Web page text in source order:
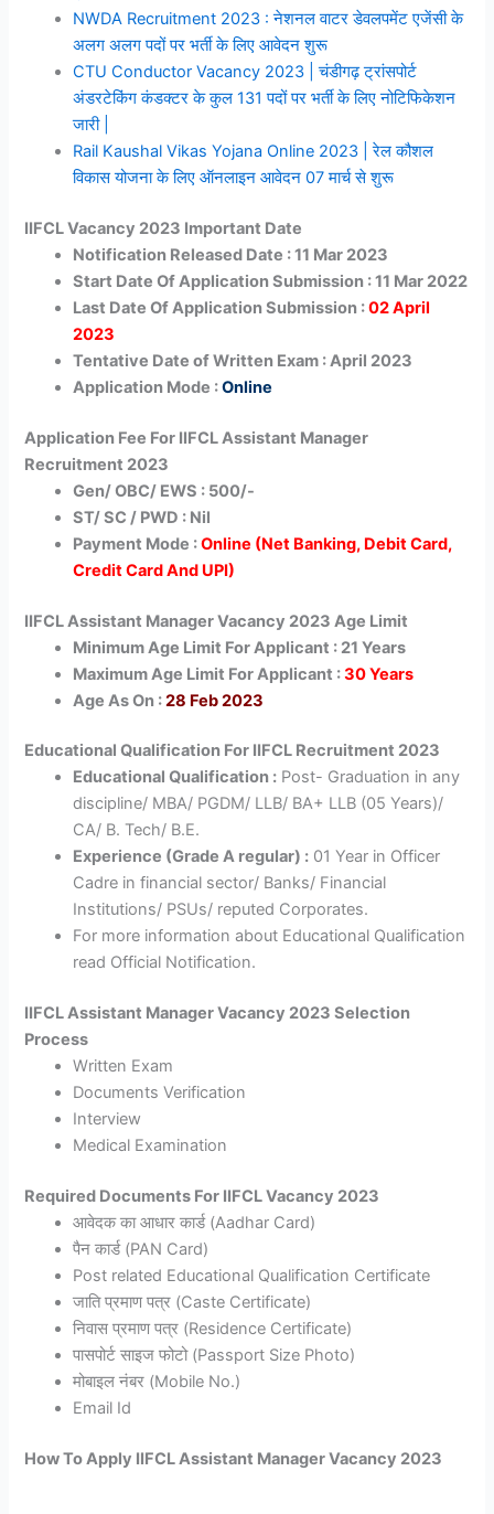
NWDA Recruitment 2023 : नेशनल वाटर डेवलपमेंट एजेंसी के
अलग अलग पदों पर भर्ती के लिए आवेदन शुरू
CTU Conductor Vacancy 2023 | चंडीगढ़ ट्रांसपोर्ट
अंडरटेकिंग कंडक्टर के कुल 131 पदों पर भर्ती के लिए नोटिफिकेशन
जारी |
Rail Kaushal Vikas Yojana Online 2023 | रेल कौशल
विकास योजना के लिए ऑनलाइन आवेदन 07 मार्च से शुरू
IIFCL Vacancy 2023 Important Date
Notification Released Date : 11 Mar 2023
Start Date Of Application Submission : 11 Mar 2022
Last Date Of Application Submission :02 April
2023
Tentative Date of Written Exam : April 2023
Application Mode :Online
Application Fee For IIFCL Assistant Manager
Recruitment 2023
Gen/ OBC/ EWS : 500/-
ST/ SC / PWD : Nil
Payment Mode :Online (Net Banking, Debit Card,
Credit Card And UPI)
IIFCL Assistant Manager Vacancy 2023 Age Limit
Minimum Age Limit For Applicant : 21 Years
Maximum Age Limit For Applicant :30 Years
Age As On :28 Feb 2023
Educational Qualification For IIFCL Recruitment 2023
Educational Qualification : Post- Graduation in any
discipline/ MBA/ PGDM/ LLB/ BA+ LLB (05 Years)/
CA/ B. Tech/ B.E.
Experience (Grade A regular) : 01 Year in Officer
Cadre in financial sector/ Banks/ Financial
Institutions/ PSUs/ reputed Corporates.
For more information about Educational Qualification
read Official Notification.
IIFCL Assistant Manager Vacancy 2023 Selection
Process
Written Exam
Documents Verification
Interview
Medical Examination
Required Documents For IIFCL Vacancy 2023
आवेदक का आधार कार्ड (Aadhar Card)
पैन कार्ड (PAN Card)
Post related Educational Qualification Certificate
जाति प्रमाण पत्र (Caste Certificate)
निवास प्रमाण पत्र (Residence Certificate)
पासपोर्ट साइज फोटो (Passport Size Photo)
मोबाइल नंबर (Mobile No.)
Email Id
How To Apply IIFCL Assistant Manager Vacancy 2023